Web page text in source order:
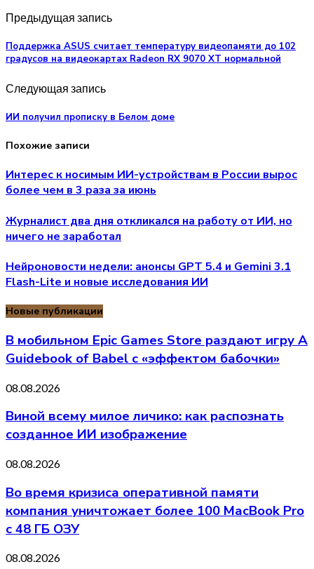
Предыдущая запись
Поддержка ASUS считает температуру видеопамяти до 102
градусов на видеокартах Radeon RX 9070 XT нормальной
Следующая запись
ИИ получил прописку в Белом доме
Похожие записи
Интерес к носимым ИИ-устройствам в России вырос
более чем в 3 раза за июнь
Журналист два дня откликался на работу от ИИ, но
ничего не заработал
Нейроновости недели: анонсы GPT 5.4 и Gemini 3.1
Flash-Lite и новые исследования ИИ
Новые публикации
В мобильном Epic Games Store раздают игру A
Guidebook of Babel с «эффектом бабочки»
08.08.2026
Виной всему милое личико: как распознать
созданное ИИ изображение
08.08.2026
Во время кризиса оперативной памяти
компания уничтожает более 100 MacBook Pro
с 48 ГБ ОЗУ
08.08.2026